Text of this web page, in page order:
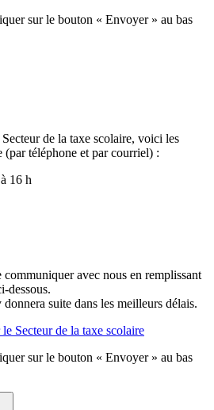
sur le bouton « Envoyer » au bas
de la taxe scolaire, voici les
(par téléphone et par courriel) :
16 h
communiquer avec nous en remplissant
dessous.
suite dans les meilleurs délais.
Secteur de la taxe scolaire
sur le bouton « Envoyer » au bas